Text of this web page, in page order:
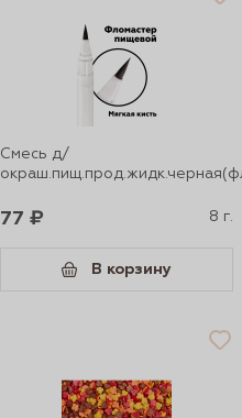
Смесь д/
77 ₽ 8 г.
В корзину